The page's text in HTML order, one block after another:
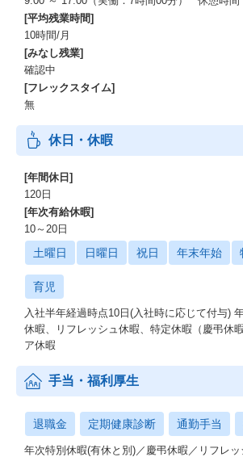
[平均残業時間]
10時間/月
[みなし残業]
確認中
[フレックスタイム]
無
休日・休暇
[年間休日]
120日
[年次有給休暇]
10～20日
土曜日 日曜日 祝日 年末年始
育児
入社半年経過時点10日(入社時に応じて付与)
休暇、リフレッシュ休暇、特定休暇（慶弔休
ア休暇
手当・福利厚生
退職金 定期健康診断 通勤手当
年次特別休暇(有休と別)／慶弔休暇／リフレ